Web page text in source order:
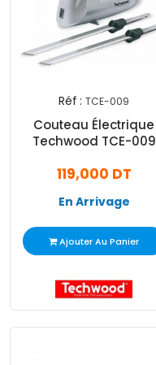
Réf : TCE-009
Couteau Électrique
Techwood TCE-009
119,000 DT
En Arrivage
Ajouter Au Panier